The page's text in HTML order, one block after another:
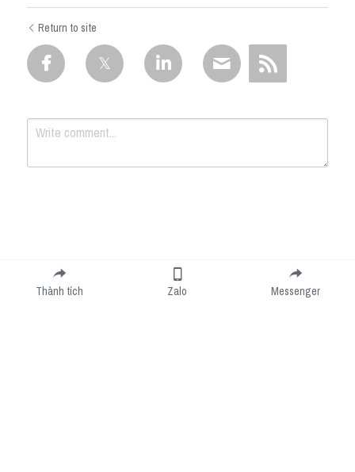
Return to site
Submit
Thành tích Zalo Messenger